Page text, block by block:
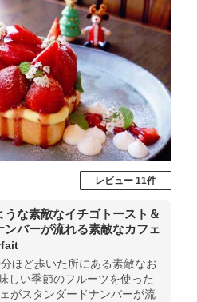
レビュー 11件
うな素敵なイチゴトースト＆
ンバーが流れる素敵なカフェ
ほど歩いた所にある素敵なお
しい季節のフルーツを使った
がスタンダードナンバーが流